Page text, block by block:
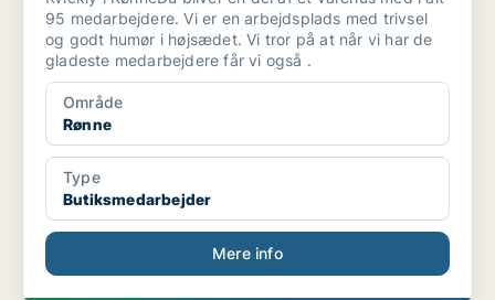
95 medarbejdere. Vi er en arbejdsplads med trivsel
og godt humør i højsædet. Vi tror på at når vi har de
gladeste medarbejdere får vi også .
Område
Rønne
Type
Butiksmedarbejder
Mere info